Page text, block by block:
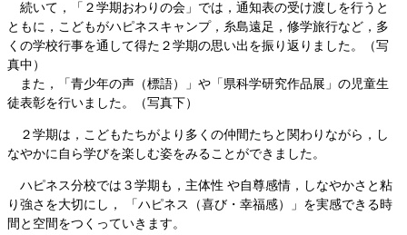
続いて，「２学期おわりの会」では，通知表の受け渡しを行うと
ともに，こどもがハピネスキャンプ，糸島遠足，修学旅行など，多
くの学校行事を通して得た２学期の思い出を振り返りました。（写
真中）
また，「青少年の声（標語）」や「県科学研究作品展」の児童生
徒表彰を行いました。（写真下）
２学期は，こどもたちがより多くの仲間たちと関わりながら，し
なやかに自ら学びを楽しむ姿をみることができました。
ハピネス分校では３学期も，主体性 や自尊感情，しなやかさと粘
り強さを大切にし， 「ハピネス（喜び・幸福感）」を実感できる時
間と空間をつくっていきます。